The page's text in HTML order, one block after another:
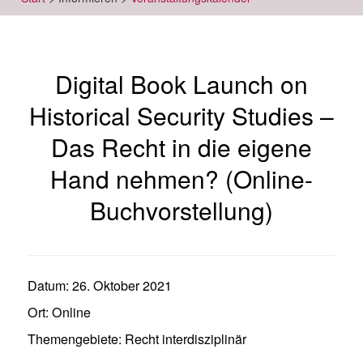
Digital Book Launch on
Historical Security Studies –
Das Recht in die eigene
Hand nehmen? (Online-
Buchvorstellung)
Datum: 26. Oktober 2021
Ort: Online
Themengebiete: Recht interdisziplinär